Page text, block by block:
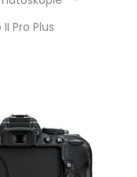
Pro Plus